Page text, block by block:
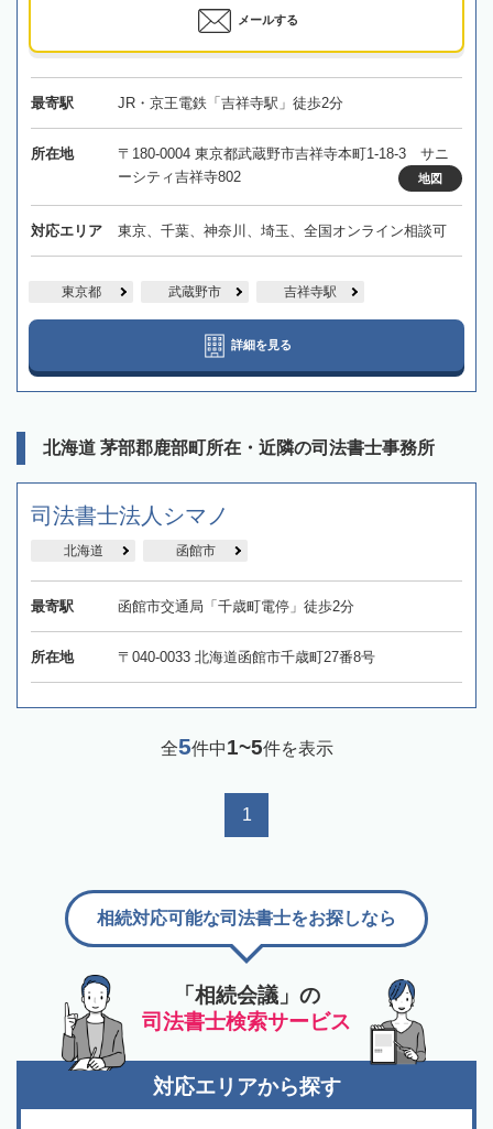
メールする
最寄駅 JR・京王電鉄「吉祥寺駅」徒歩2分
所在地
〒180-0004 東京都武蔵野市吉祥寺本町1-18-3 サニ
ーシティ吉祥寺802
地図
対応エリア 東京、千葉、神奈川、埼玉、全国オンライン相談可
東京都 武蔵野市 吉祥寺駅
詳細を見る
北海道 茅部郡鹿部町所在・近隣の司法書士事務所
司法書士法人シマノ
北海道 函館市
最寄駅 函館市交通局「千歳町電停」徒歩2分
所在地 〒040-0033 北海道函館市千歳町27番8号
全5件中1~5件を表示
1
「相続会議」の
司法書士検索サービス
相続対応可能な司法書士をお探しなら
対応エリアから探す